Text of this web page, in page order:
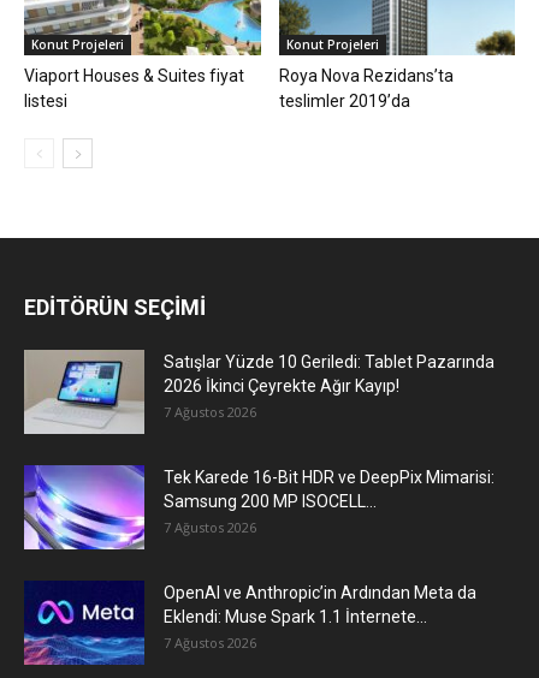
Konut Projeleri
Viaport Houses & Suites fiyat
listesi
Konut Projeleri
Roya Nova Rezidans’ta
teslimler 2019’da
EDİTÖRÜN SEÇİMİ
Satışlar Yüzde 10 Geriledi: Tablet Pazarında
2026 İkinci Çeyrekte Ağır Kayıp!
7 Ağustos 2026
Tek Karede 16-Bit HDR ve DeepPix Mimarisi:
Samsung 200 MP ISOCELL...
7 Ağustos 2026
OpenAI ve Anthropic’in Ardından Meta da
Eklendi: Muse Spark 1.1 İnternete...
7 Ağustos 2026